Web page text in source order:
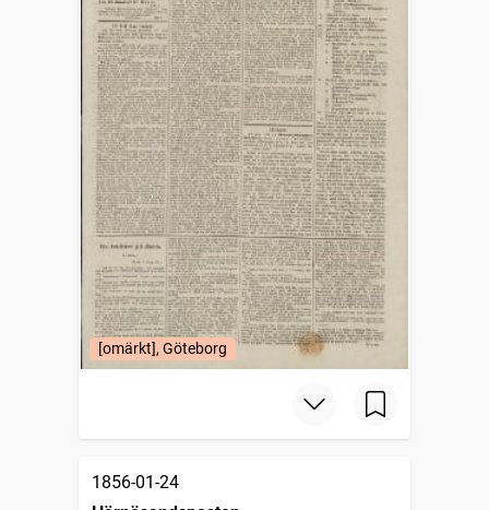
[omärkt], Göteborg
1856-01-24